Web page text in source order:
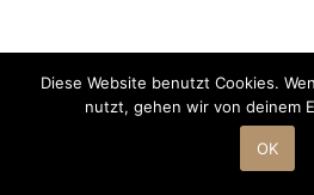
Diese Website benutzt Cookies.
nutzt, gehen wir von deinem
OK